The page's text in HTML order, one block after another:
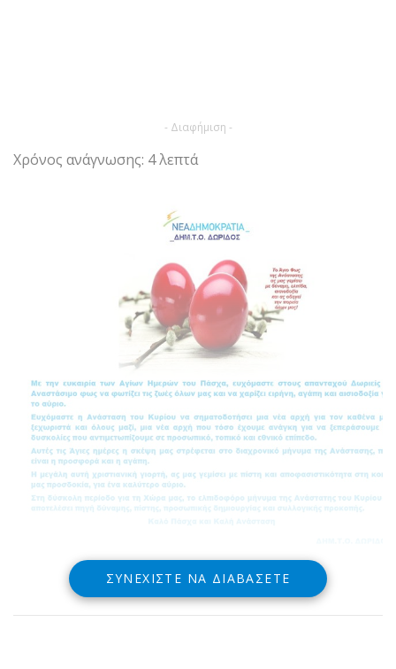
- Διαφήμιση -
Χρόνος ανάγνωσης: 4 λεπτά
ΣΥΝΕΧΊΣΤΕ ΝΑ ΔΙΑΒΆΣΕΤΕ